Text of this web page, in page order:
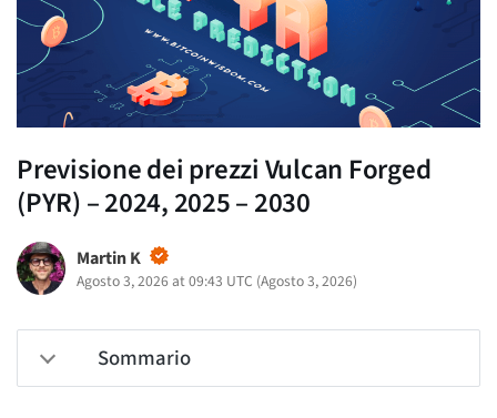
Previsione dei prezzi Vulcan Forged
(PYR) – 2024, 2025 – 2030
Martin K
Agosto 3, 2026 at 09:43 UTC (Agosto 3, 2026)
Sommario